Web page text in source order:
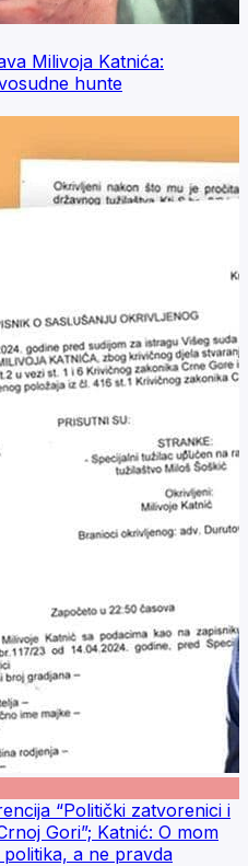
Milivoja Katnića:
hunte
“Politički zatvorenici i
Gori”; Katnić: O mom
a ne pravda